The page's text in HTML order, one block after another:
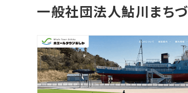
一般社団法人鮎川まち